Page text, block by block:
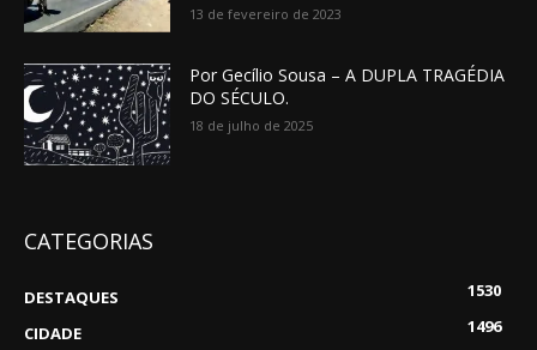
13 de fevereiro de 2023
Por Gecílio Sousa – A DUPLA TRAGÉDIA
DO SÉCULO.
18 de julho de 2025
CATEGORIAS
DESTAQUES
1530
CIDADE
1496